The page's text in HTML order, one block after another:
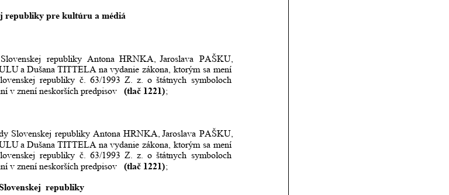
republiky pre kultúru a médiá
Slovenskej republiky Antona HRNKA, Jaroslava
PAŠKU,
a Dušana TITTELA na vydanie zákona, ktorým sa mení
republiky č. 63/1993 Z. z. o štátnych symboloch
v znení neskorších predpisov
(tlač 1221);
Slovenskej republiky Antona HRNKA, Jaroslava PAŠKU,
a Dušana TITTELA na vydanie zákona, ktorým sa mení
republiky č. 63/1993 Z. z. o štátnych symboloch
v znení neskorších predpisov
(tlač 1221);
republiky